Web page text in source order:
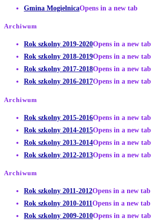
Gmina MogielnicaOpens in a new tab
Archiwum
Rok szkolny 2019-2020Opens in a new tab
Rok szkolny 2018-2019Opens in a new tab
Rok szkolny 2017-2018Opens in a new tab
Rok szkolny 2016-2017Opens in a new tab
Archiwum
Rok szkolny 2015-2016Opens in a new tab
Rok szkolny 2014-2015Opens in a new tab
Rok szkolny 2013-2014Opens in a new tab
Rok szkolny 2012-2013Opens in a new tab
Archiwum
Rok szkolny 2011-2012Opens in a new tab
Rok szkolny 2010-2011Opens in a new tab
Rok szkolny 2009-2010Opens in a new tab